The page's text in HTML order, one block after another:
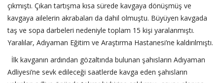
çıkmıştı. Çıkan tartışma kısa sürede kavgaya dönüşmüş ve
kavgaya ailelerin akrabaları da dahil olmuştu. Büyüyen kavgada
taş ve sopa darbeleri nedeniyle toplam 15 kişi yaralanmıştı.
Yaralılar, Adıyaman Eğitim ve Araştırma Hastanesi’ne kaldırılmıştı.
‎ İlk kavganın ardından gözaltında bulunan şahısların Adıyaman
Adliyesi’ne sevk edileceği saatlerde kavga eden şahısların